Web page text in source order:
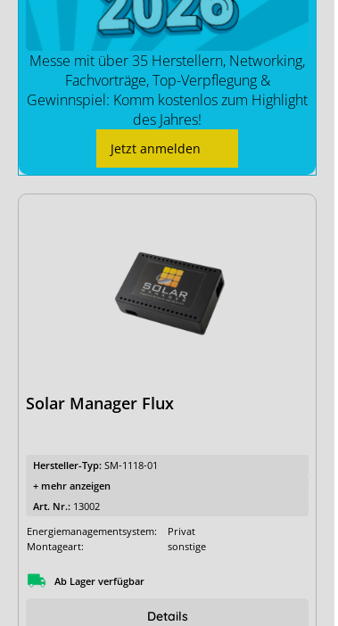
Messe mit über 35 Herstellern, Networking,
Fachvorträge, Top-Verpflegung &
Gewinnspiel: Komm kostenlos zum Highlight
des Jahres!
Jetzt anmelden
Solar Manager Flux
Hersteller-Typ: SM-1118-01
+ mehr anzeigen
Art. Nr.: 13002
Energiemanagementsystem:
Privat
Montageart:
sonstige
Ab Lager verfügbar
Details